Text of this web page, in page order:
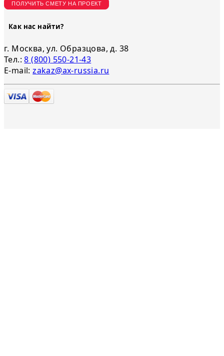
ПОЛУЧИТЬ СМЕТУ НА ПРОЕКТ
Как нас найти?
г. Москва, ул. Образцова, д. 38
Тел.:8 (800) 550-21-43
E-mail:zakaz@ax-russia.ru